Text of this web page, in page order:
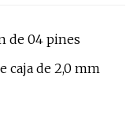
de 04 pines
caja de 2,0 mm